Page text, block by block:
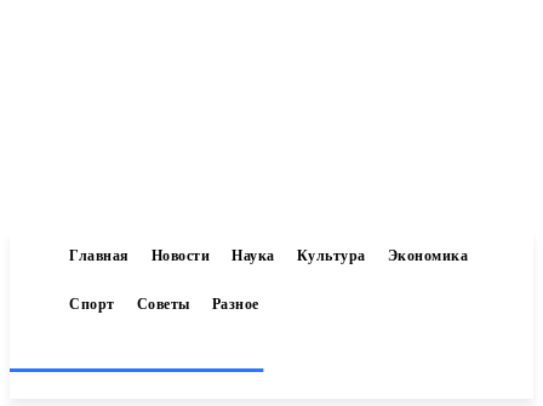
Главная Новости Наука Культура Экономика
Спорт Советы Разное